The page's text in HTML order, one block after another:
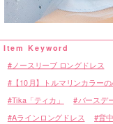
ノースリーブ ロングドレス
【10月】トルマリンカラー
Tika「ティカ」 バースデ
Aラインロングドレス 背